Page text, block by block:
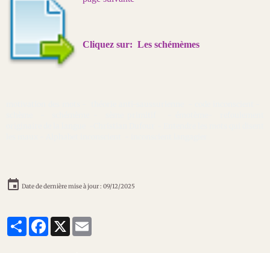
Cliquez sur: Les schémèmes
Date de dernière mise à jour : 09/12/2025
PartagerFacebook
X